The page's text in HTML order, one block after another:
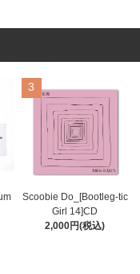
3
Scoobie Do_[Bootleg-tic
Girl 14]CD
2,000円(税込)